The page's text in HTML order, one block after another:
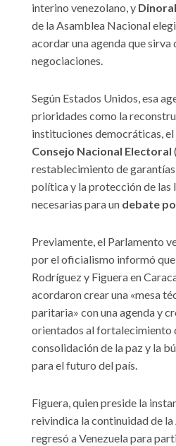
interino venezolano, y
de la Asamblea Nacional
acordar una agenda que sirva
negociaciones.
Según Estados Unidos, esa
prioridades como la
instituciones democráticas,
Consejo Nacional Electoral
restablecimiento de
política y la protección de las
necesarias para un debate
Previamente, el Parlamento
por el oficialismo informó
Rodríguez y Figuera en
acordaron crear una «mesa
paritaria» con una agenda y
orientados al fortalecimiento
consolidación de la paz y la
para el futuro del país.
Figuera, quien preside la
reivindica la continuidad de
regresó a Venezuela para